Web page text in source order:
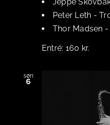
Peter Leth -
Thor Madsen
160 kr.
søn
6